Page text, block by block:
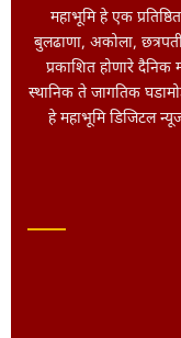
महाभूमि हे एक
बुलढाणा, अकोला,
प्रकाशित होणारे
स्थानिक ते जागतिक
हे महाभूमि डिजिटल